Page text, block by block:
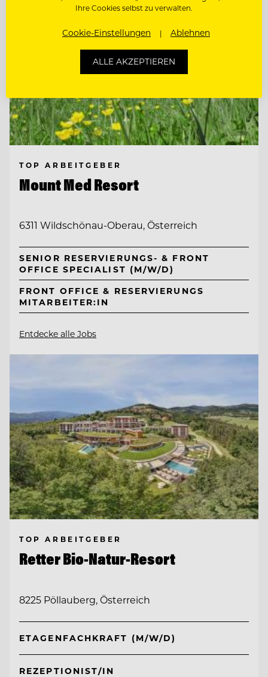
TOP ARBEITGEBER
Mount Med Resort
6311 Wildschönau-Oberau, Österreich
SENIOR RESERVIERUNGS- & FRONT
OFFICE SPECIALIST (M/W/D)
FRONT OFFICE & RESERVIERUNGS
MITARBEITER:IN
Entdecke alle Jobs
TOP ARBEITGEBER
Retter Bio-Natur-Resort
8225 Pöllauberg, Österreich
ETAGENFACHKRAFT (M/W/D)
REZEPTIONIST/IN
Ihre Cookies selbst zu verwalten.
Cookie-Einstellungen Ablehnen
ALLE AKZEPTIEREN